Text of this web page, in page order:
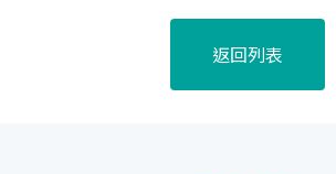
返回列表